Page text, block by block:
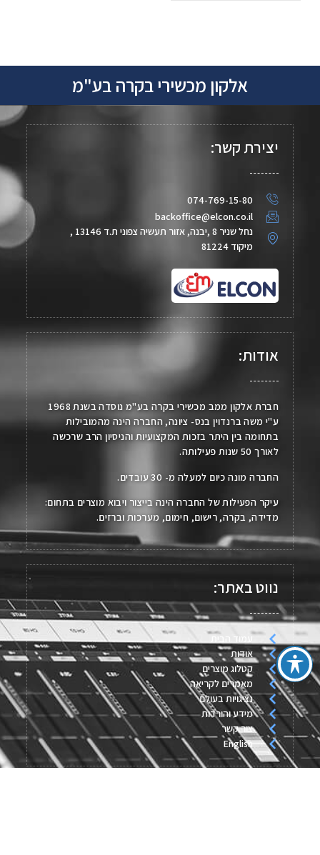
אלקון מכשירי בקרה בע"מ
יצירת קשר:
074-769-15-80
backoffice@elcon.co.il
נחל שניר 8 ,יבנה, אזור תעשיה צפוני ת.ד 13146 ,
מיקוד 81224
אודות:
חברת אלקון ממב מכשירי בקרה בע"מ נוסדה בשנת 1968
ע"י משה ברנדוין בנס- ציונה, החברה הינה מהמובילות
בתחומה בין היתר בזכות המקצועיות והניסיון הרב שרכשה
לאורך 50 שנות פעילותה.
החברה מונה כיום למעלה מ- 30 עובדים.
עיקר הפעילות של החברה הינה בייצור ויבוא מוצרים בתחום:
מדידה, בקרה, רישום, חימום, מערכות וברזים.
נווט באתר:
עמוד הבית
אודות
קטלוג מוצרים
מאמרים לקריאה
נציגויות בעולם
מידע והורדות
צור קשר
English